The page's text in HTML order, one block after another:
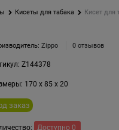
Кисеты для табака Кисет для
Zippo 0 отзывов
Z144378
170 x 85x 20
заказ
Доступно 0